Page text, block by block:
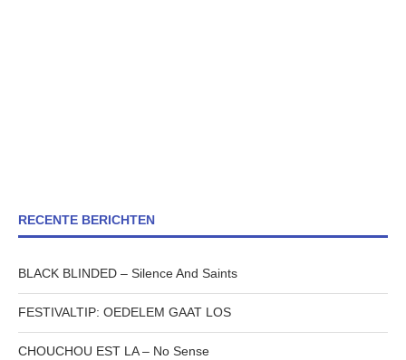
RECENTE BERICHTEN
BLACK BLINDED – Silence And Saints
FESTIVALTIP: OEDELEM GAAT LOS
CHOUCHOU EST LA – No Sense